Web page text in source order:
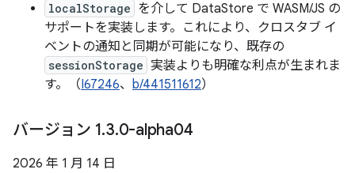
localStorage を介して DataStore で WASM/JS の
サポートを実装します。これにより、クロスタブ イ
ベントの通知と同期が可能になり、既存の
sessionStorage 実装よりも明確な利点が生まれま
す。（I67246、 b/441511612）
バージョン 1.3.0-alpha04
2026 年 1 月 14 日